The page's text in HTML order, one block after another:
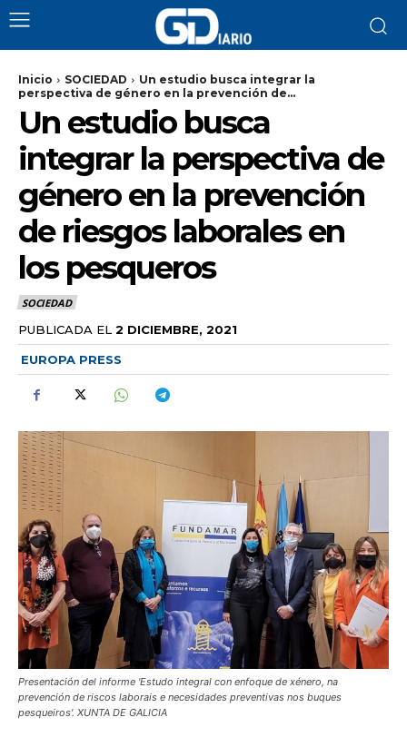
Inicio SOCIEDAD
Un estudio busca integrar la
perspectiva de género en la prevención de...
Un estudio busca
integrar la perspectiva de
género en la prevención
de riesgos laborales en
los pesqueros
SOCIEDAD
PUBLICADA EL 2 DICIEMBRE, 2021
EUROPA PRESS
Presentación del informe 'Estudo integral con enfoque de xénero, na
prevención de riscos laborais e necesidades preventivas nos buques
pesqueiros'. XUNTA DE GALICIA